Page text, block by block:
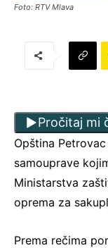
Foto: RTV Mlava
Pročitaj mi
Opština
samouprave
Ministarstva
oprema za
Prema rečima